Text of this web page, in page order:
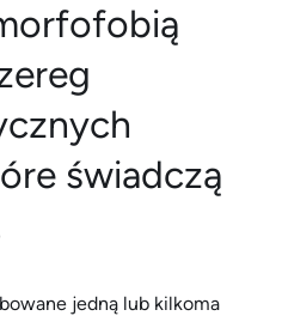
świadczą
jedną lub kilkoma